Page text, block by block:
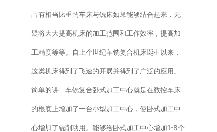
占有相当比重的车床与铣床如果能够结合起来，无
疑将大大提高机床的加工范围和工作效率，提高加
工精度等等。自上个世纪车铣复合机床诞生以来，
这类机床得到了飞速的开展并得到了广泛的应用。
简单的讲，车铣复合卧式加工中心就是在数控车床
的根底上增加了一台小型加工中心，使卧式加工中
心增加了铣削功用。能够给卧式加工中心增加1-8个